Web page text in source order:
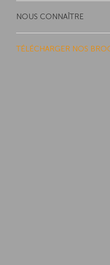
NOUS CONNAÎTRE
TÉLÉCHARGER NOS